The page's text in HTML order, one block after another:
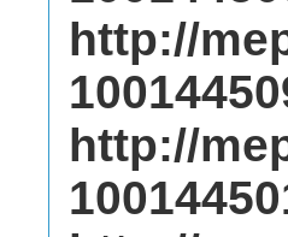
http://
http://